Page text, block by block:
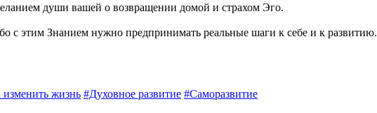
души вашей о возвращении домой и страхом Эго.
с этим Знанием нужно предпринимать реальные шаги к себе и к развитию.
изменить жизнь #Духовное развитие #Саморазвитие